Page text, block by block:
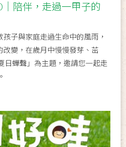
陪伴，走過一甲子的
子與家庭走過生命中的風雨，
改變，在歲月中慢慢發芽、茁
日蟬聲」為主題，邀請您一起走